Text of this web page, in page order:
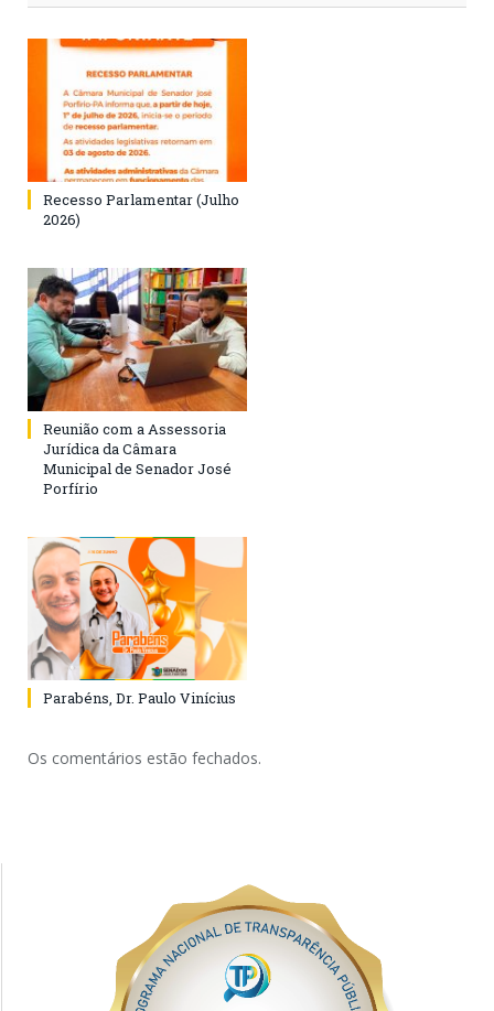
Recesso Parlamentar (Julho
2026)
Reunião com a Assessoria
Jurídica da Câmara
Municipal de Senador José
Porfírio
Parabéns, Dr. Paulo Vinícius
Os comentários estão fechados.